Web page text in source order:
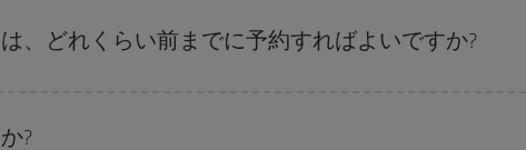
まり固定せずに探したほうが、よりお得な航空券を選択 することができます。
、どれくらい前までに予約すればよいですか?
?